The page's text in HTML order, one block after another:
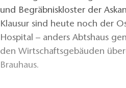
und Begräbniskloster der
Klausur sind heute noch der
Hospital – anders Abtshaus
den Wirtschaftsgebäuden
Brauhaus.